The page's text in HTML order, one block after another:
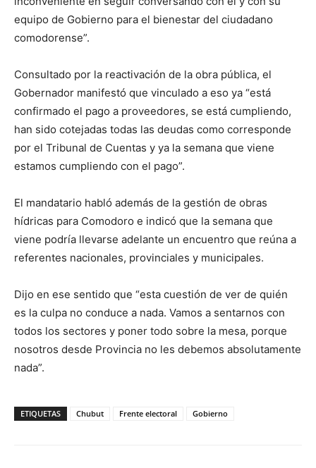
equipo de Gobierno para el bienestar del ciudadano
comodorense”.
Consultado por la reactivación de la obra pública, el
Gobernador manifestó que vinculado a eso ya “está
confirmado el pago a proveedores, se está cumpliendo,
han sido cotejadas todas las deudas como corresponde
por el Tribunal de Cuentas y ya la semana que viene
estamos cumpliendo con el pago”.
El mandatario habló además de la gestión de obras
hídricas para Comodoro e indicó que la semana que
viene podría llevarse adelante un encuentro que reúna a
referentes nacionales, provinciales y municipales.
Dijo en ese sentido que “esta cuestión de ver de quién
es la culpa no conduce a nada. Vamos a sentarnos con
todos los sectores y poner todo sobre la mesa, porque
nosotros desde Provincia no les debemos absolutamente
nada”.
ETIQUETAS Chubut Frente electoral Gobierno